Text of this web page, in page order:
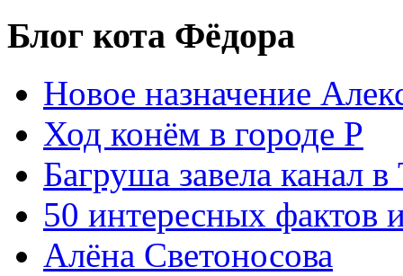
Блог кота Фёдора
Новое назначение
Ход конём в городе Р
Багруша завела канал в
50 интересных фактов
Алёна Светоносова